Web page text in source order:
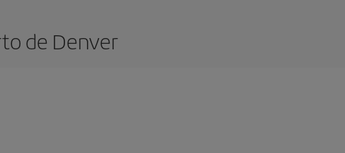
de Denver